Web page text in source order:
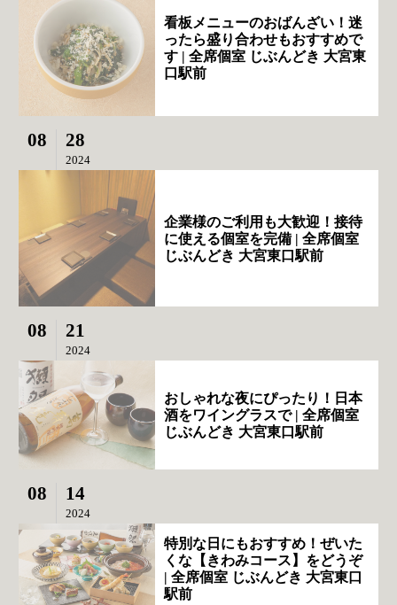
看板メニューのおばんざい！迷
ったら盛り合わせもおすすめで
す | 全席個室 じぶんどき 大宮東
口駅前
08 28
2024
企業様のご利用も大歓迎！接待
に使える個室を完備 | 全席個室
じぶんどき 大宮東口駅前
08 21
2024
おしゃれな夜にぴったり！日本
酒をワイングラスで | 全席個室
じぶんどき 大宮東口駅前
08 14
2024
特別な日にもおすすめ！ぜいた
くな【きわみコース】をどうぞ
| 全席個室 じぶんどき 大宮東口
駅前